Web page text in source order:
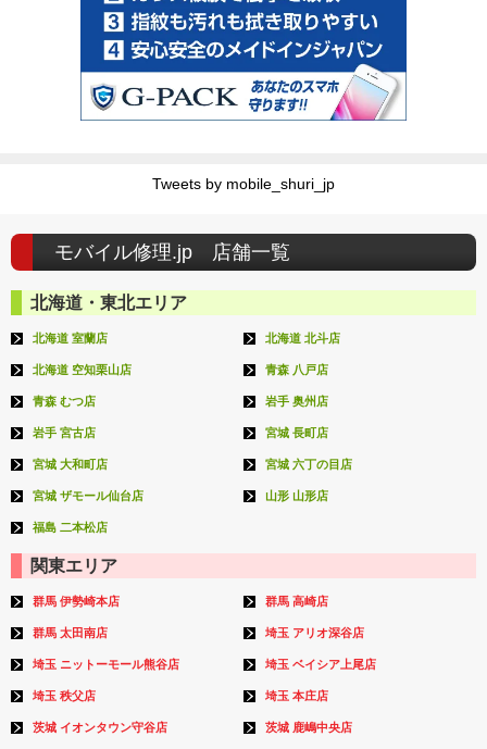
Tweets by mobile_shuri_jp
モバイル修理.jp 店舗一覧
北海道・東北エリア
北海道 室蘭店 北海道 北斗店
北海道 空知栗山店 青森 八戸店
青森 むつ店 岩手 奥州店
岩手 宮古店 宮城 長町店
宮城 大和町店 宮城 六丁の目店
宮城 ザモール仙台店 山形 山形店
福島 二本松店
関東エリア
群馬 伊勢崎本店 群馬 高崎店
群馬 太田南店 埼玉 アリオ深谷店
埼玉 ニットーモール熊谷店 埼玉 ベイシア上尾店
埼玉 秩父店 埼玉 本庄店
茨城 イオンタウン守谷店 茨城 鹿嶋中央店